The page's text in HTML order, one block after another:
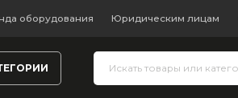
оборудования Юридическим лицам